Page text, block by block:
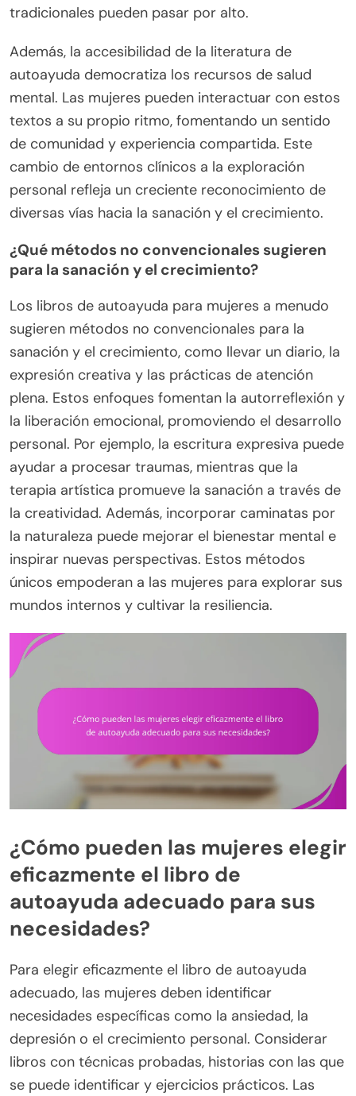
tradicionales pueden pasar por alto.
Además, la accesibilidad de la literatura de
autoayuda democratiza los recursos de salud
mental. Las mujeres pueden interactuar con estos
textos a su propio ritmo, fomentando un sentido
de comunidad y experiencia compartida. Este
cambio de entornos clínicos a la exploración
personal refleja un creciente reconocimiento de
diversas vías hacia la sanación y el crecimiento.
¿Qué métodos no convencionales sugieren
para la sanación y el crecimiento?
Los libros de autoayuda para mujeres a menudo
sugieren métodos no convencionales para la
sanación y el crecimiento, como llevar un diario, la
expresión creativa y las prácticas de atención
plena. Estos enfoques fomentan la autorreflexión y
la liberación emocional, promoviendo el desarrollo
personal. Por ejemplo, la escritura expresiva puede
ayudar a procesar traumas, mientras que la
terapia artística promueve la sanación a través de
la creatividad. Además, incorporar caminatas por
la naturaleza puede mejorar el bienestar mental e
inspirar nuevas perspectivas. Estos métodos
únicos empoderan a las mujeres para explorar sus
mundos internos y cultivar la resiliencia.
¿Cómo pueden las mujeres elegir
eficazmente el libro de
autoayuda adecuado para sus
necesidades?
Para elegir eficazmente el libro de autoayuda
adecuado, las mujeres deben identificar
necesidades específicas como la ansiedad, la
depresión o el crecimiento personal. Considerar
libros con técnicas probadas, historias con las que
se puede identificar y ejercicios prácticos. Las